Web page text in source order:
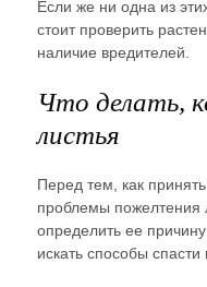
Если же ни одна из
стоит проверить
наличие вредителей.
Что делать,
листья
Перед тем, как
проблемы пожелтения
определить ее
искать способы спасти